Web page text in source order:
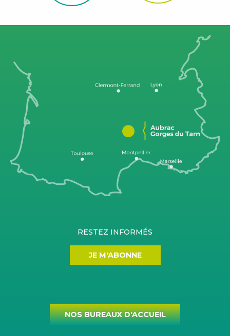
RESTEZ INFORMÉS
JE M'ABONNE
NOS BUREAUX D'ACCUEIL